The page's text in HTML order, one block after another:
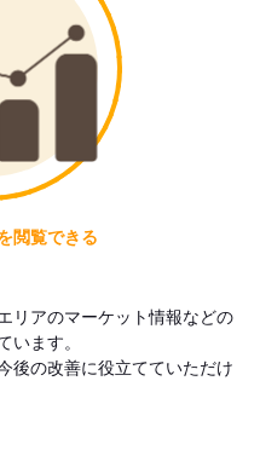
閲覧できる
リアのマーケット情報などの
います。
後の改善に役立てていただけ